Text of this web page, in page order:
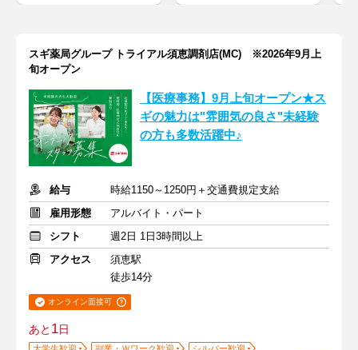
スギ薬局グループ トライアル須恵調剤店(MC) ※2026年9月上
旬オープン
【医療事務】9月上旬オープン★ス
ギの魅力は"雰囲気の良さ"未経験
の方も多数活躍中♪
給与
時給1150～1250円＋交通費規定支給
雇用形態
アルバイト・パート
シフト
週2日 1日3時間以上
アクセス
須恵駅
徒歩14分
オンライン面接可
あと 1日